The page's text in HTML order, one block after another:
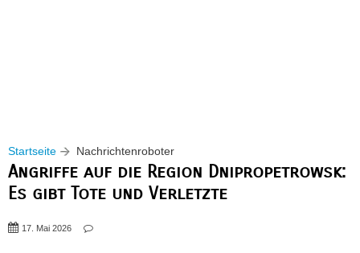
Startseite Nachrichtenroboter
Angriffe auf die Region Dnipropetrowsk:
Es gibt Tote und Verletzte
17. Mai 2026